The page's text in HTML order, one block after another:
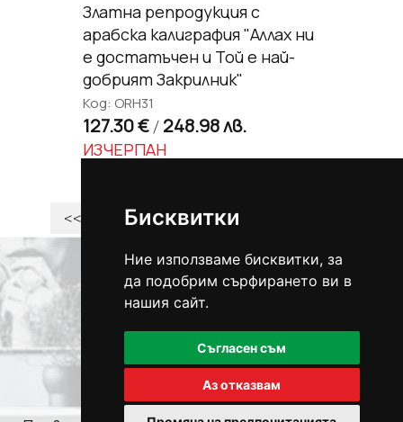
Бисквитки
Ние използваме бисквитки, за
да подобрим сърфирането ви в
нашия сайт.
Съгласен съм
Аз отказвам
Златна репродукция с
арабска калиграфия "Аллах ни
е достатъчен и Той е най-
добрият Закрилник"
Код: ORH31
127.30 €/ 248.98 лв.
ИЗЧЕРПАН
<< << 1 2 3
гр. Варна, ул.Бр.Миладинови №24
Тел.:+359 888 243 779
atriumnew@gmail.com